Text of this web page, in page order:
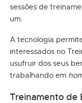
sessões de
um.
A tecnologia
interessados no
usufruir dos seus
trabalhando em
Treinamento de